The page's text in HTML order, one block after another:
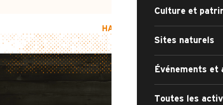
Culture et
Sites naturels
Événements et
Toutes les
HAUT DE PAGE